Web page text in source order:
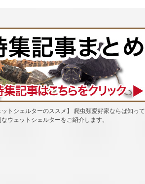
ットシェルターのススメ】 爬虫類愛好家ならば知って
ウェットシェルターをご紹介します。